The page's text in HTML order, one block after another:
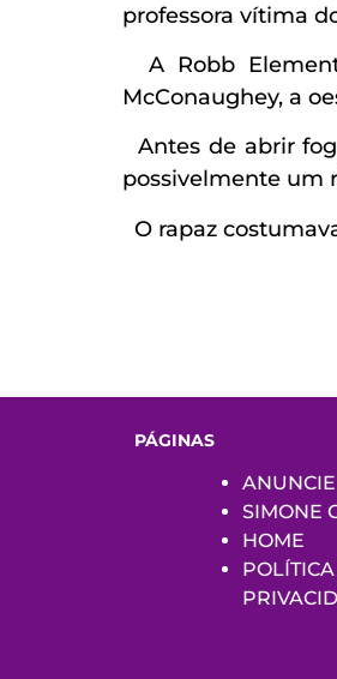
professora vítima
A Robb
McConaughey, a
Antes de abrir
possivelmente um
O rapaz
PÁGINAS
ANUNCIE
SIMONE
HOME